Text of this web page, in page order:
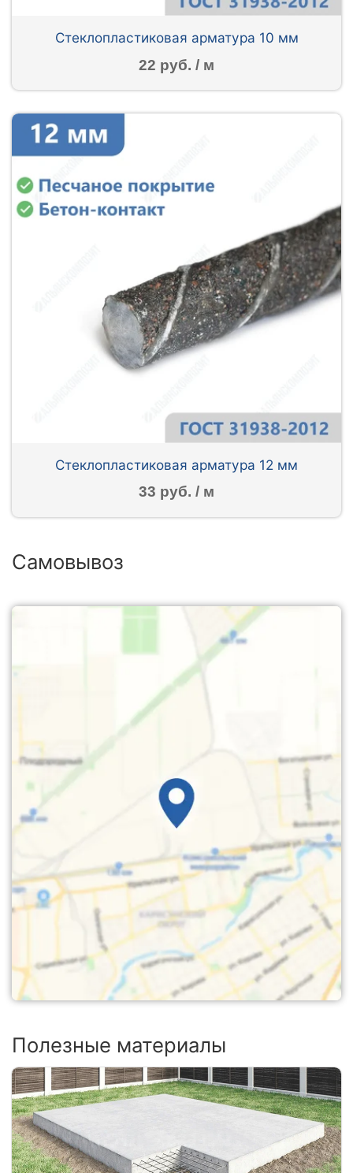
Стеклопластиковая арматура 10 мм
22 руб. / м
Стеклопластиковая арматура 12 мм
33 руб. / м
Самовывоз
Полезные материалы